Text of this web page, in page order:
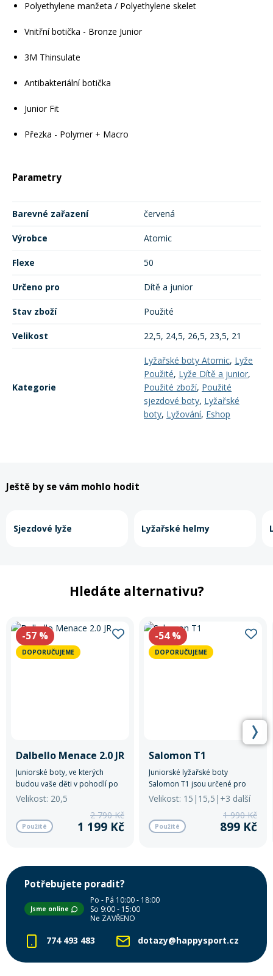
Polyethylene manžeta / Polyethylene skelet
Vnitřní botička - Bronze Junior
3M Thinsulate
Antibakteriální botička
Junior Fit
Přezka - Polymer + Macro
Parametry
Barevné zařazení červená
Výrobce Atomic
Flexe 50
Určeno pro Dítě a junior
Stav zboží Použité
Velikost 22,5, 24,5, 26,5, 23,5, 21
Kategorie
Lyžařské boty Atomic, Lyže
Použité, Lyže Dítě a junior,
Použité zboží, Použité
sjezdové boty, Lyžařské
boty, Lyžování, Eshop
Ještě by se vám mohlo hodit
Sjezdové lyže Lyžařské helmy
Hledáte alternativu?
-57 %
DOPORUČUJEME
Dalbello Menace 2.0 JR
Juniorské boty, ve kterých
budou vaše děti v pohodlí po
celý den.
Velikost: 20,5
Použité
2 790 Kč
1 199 Kč
-54%
DOPORUČUJEME
Salomon T1
Juniorské lyžařské boty
Salomon T1 jsou určené pro
nejmenší začínající lyžaře,
kterým nabízejí pohodlí,
snadné obouvání a stabilitu při
prvních jízdách na svahu.
Velikost: 15|15,5|+3 další
Použité
1 990 Kč
899 Kč
Potřebujete poradit?
Jsme online
Po - Pá 10:00 - 18:00
So 9:00 - 15:00
Ne ZAVŘENO
774 493 483 dotazy@happysport.cz